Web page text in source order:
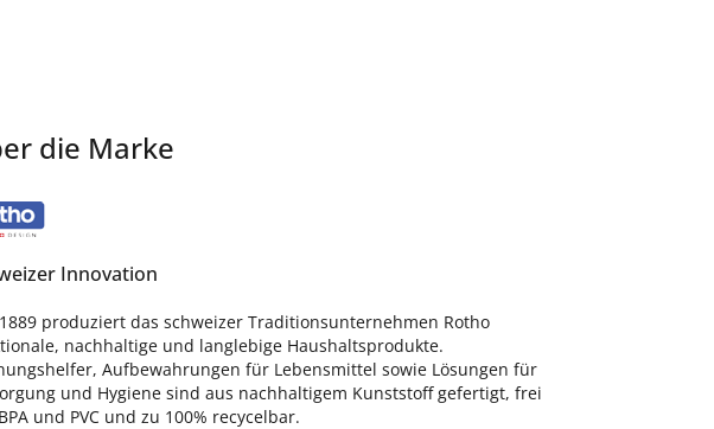
die Marke
Innovation
produziert das schweizer Traditionsunternehmen Rotho
nachhaltige und langlebige Haushaltsprodukte.
Aufbewahrungen für Lebensmittel sowie Lösungen für
und Hygiene sind aus nachhaltigem Kunststoff gefertigt, frei
und PVC und zu 100% recycelbar.